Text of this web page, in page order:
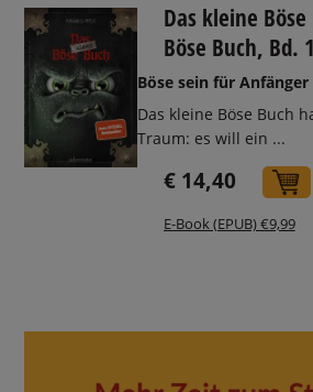
Das kleine
Böse Buch, Bd.
Böse sein für Anfänger
Das kleine Böse Buch
Traum: es will ein ...
€ 14,40
E-Book (EPUB) €9,99